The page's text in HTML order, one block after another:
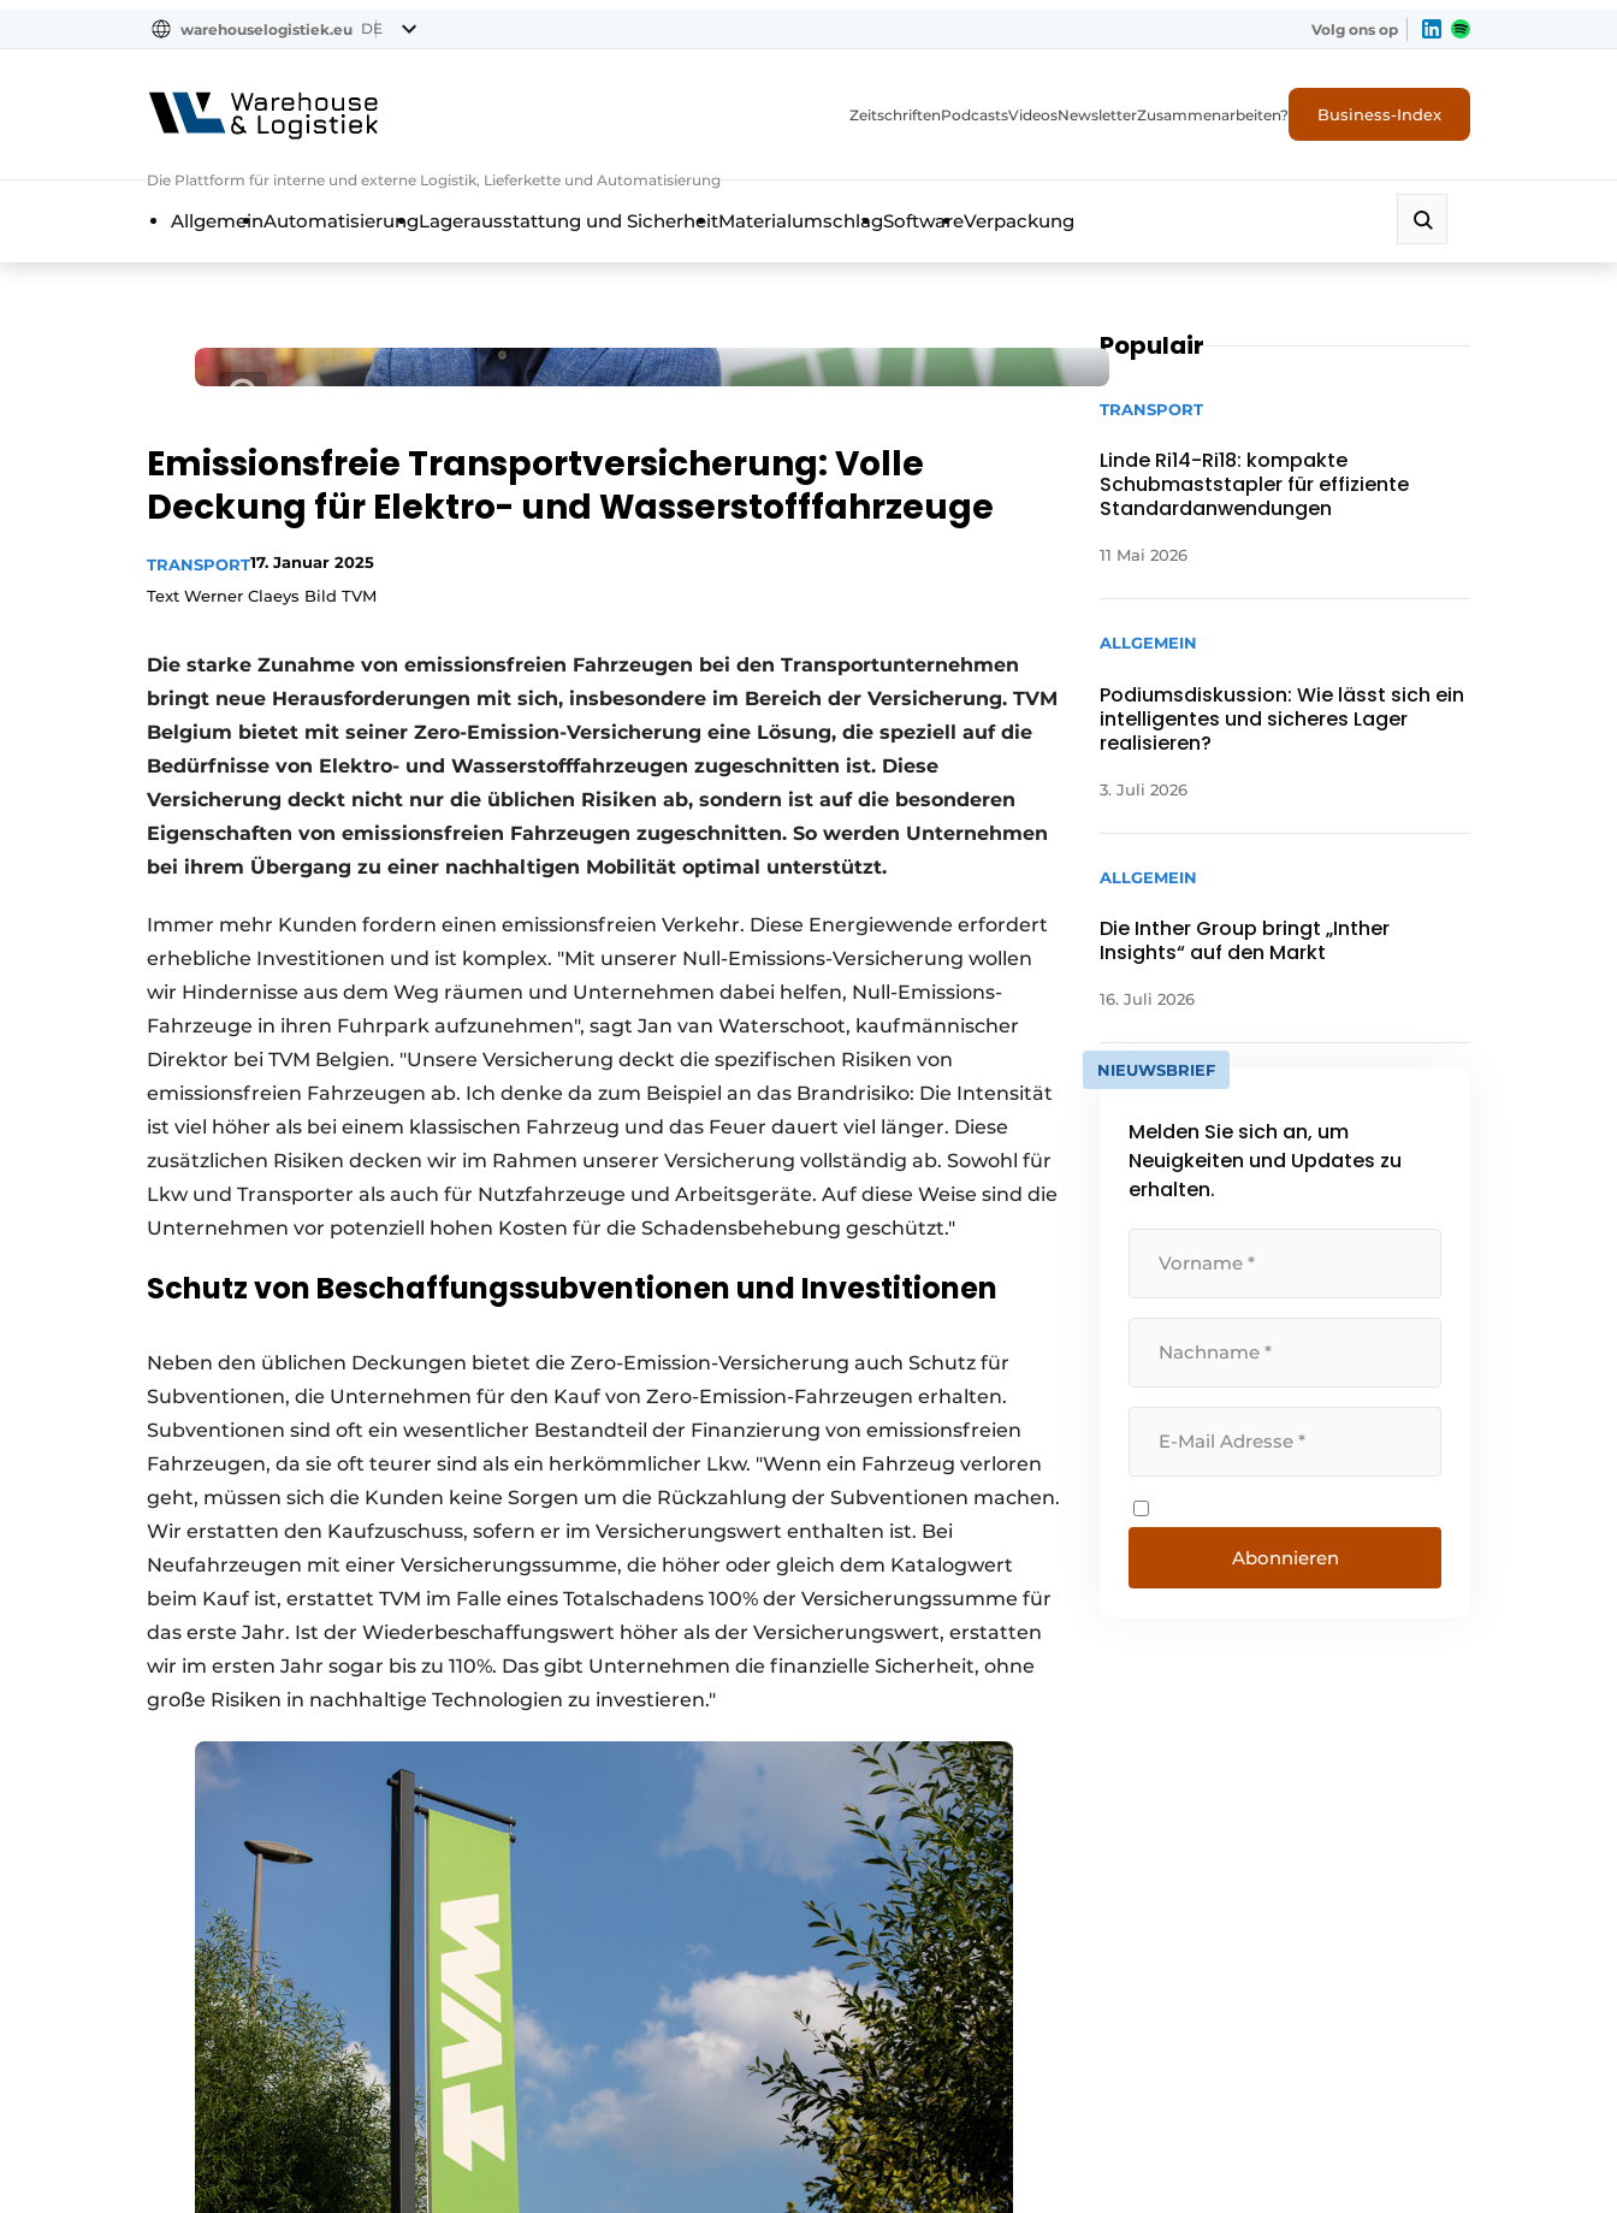
warehouselogistiek.eu DE Volg ons op
Die Plattform für interne und externe Logistik, Lieferkette und Automatisierung
ZeitschriftenPodcastsVideosNewsletterZusammenarbeiten? Business-Index
AllgemeinAutomatisierungLagerausstattung und SicherheitMaterialumschlagSoftwareVerpackung
Emissionsfreie Transportversicherung: Volle
Deckung für Elektro- und Wasserstofffahrzeuge
TRANSPORT17. Januar 2025
Text Werner Claeys Bild TVM
Die starke Zunahme von emissionsfreien Fahrzeugen bei den Transportunternehmen
bringt neue Herausforderungen mit sich, insbesondere im Bereich der Versicherung. TVM
Belgium bietet mit seiner Zero-Emission-Versicherung eine Lösung, die speziell auf die
Bedürfnisse von Elektro- und Wasserstofffahrzeugen zugeschnitten ist. Diese
Versicherung deckt nicht nur die üblichen Risiken ab, sondern ist auf die besonderen
Eigenschaften von emissionsfreien Fahrzeugen zugeschnitten. So werden Unternehmen
bei ihrem Übergang zu einer nachhaltigen Mobilität optimal unterstützt.
Immer mehr Kunden fordern einen emissionsfreien Verkehr. Diese Energiewende erfordert
erhebliche Investitionen und ist komplex. "Mit unserer Null-Emissions-Versicherung wollen
wir Hindernisse aus dem Weg räumen und Unternehmen dabei helfen, Null-Emissions-
Fahrzeuge in ihren Fuhrpark aufzunehmen", sagt Jan van Waterschoot, kaufmännischer
Direktor bei TVM Belgien. "Unsere Versicherung deckt die spezifischen Risiken von
emissionsfreien Fahrzeugen ab. Ich denke da zum Beispiel an das Brandrisiko: Die Intensität
ist viel höher als bei einem klassischen Fahrzeug und das Feuer dauert viel länger. Diese
zusätzlichen Risiken decken wir im Rahmen unserer Versicherung vollständig ab. Sowohl für
Lkw und Transporter als auch für Nutzfahrzeuge und Arbeitsgeräte. Auf diese Weise sind die
Unternehmen vor potenziell hohen Kosten für die Schadensbehebung geschützt."
Schutz von Beschaffungssubventionen und Investitionen
Neben den üblichen Deckungen bietet die Zero-Emission-Versicherung auch Schutz für
Subventionen, die Unternehmen für den Kauf von Zero-Emission-Fahrzeugen erhalten.
Subventionen sind oft ein wesentlicher Bestandteil der Finanzierung von emissionsfreien
Fahrzeugen, da sie oft teurer sind als ein herkömmlicher Lkw. "Wenn ein Fahrzeug verloren
geht, müssen sich die Kunden keine Sorgen um die Rückzahlung der Subventionen machen.
Wir erstatten den Kaufzuschuss, sofern er im Versicherungswert enthalten ist. Bei
Neufahrzeugen mit einer Versicherungssumme, die höher oder gleich dem Katalogwert
beim Kauf ist, erstattet TVM im Falle eines Totalschadens 100% der Versicherungssumme für
das erste Jahr. Ist der Wiederbeschaffungswert höher als der Versicherungswert, erstatten
wir im ersten Jahr sogar bis zu 110%. Das gibt Unternehmen die finanzielle Sicherheit, ohne
große Risiken in nachhaltige Technologien zu investieren."
Populair
TRANSPORT
Linde Ri14-Ri18: kompakte
Schubmaststapler für effiziente
Standardanwendungen
11 Mai 2026
ALLGEMEIN
Podiumsdiskussion: Wie lässt sich ein
intelligentes und sicheres Lager
realisieren?
3. Juli 2026
ALLGEMEIN
Die Inther Group bringt „Inther
Insights“ auf den Markt
16. Juli 2026
NIEUWSBRIEF
Melden Sie sich an, um
Neuigkeiten und Updates zu
erhalten.
Abonnieren